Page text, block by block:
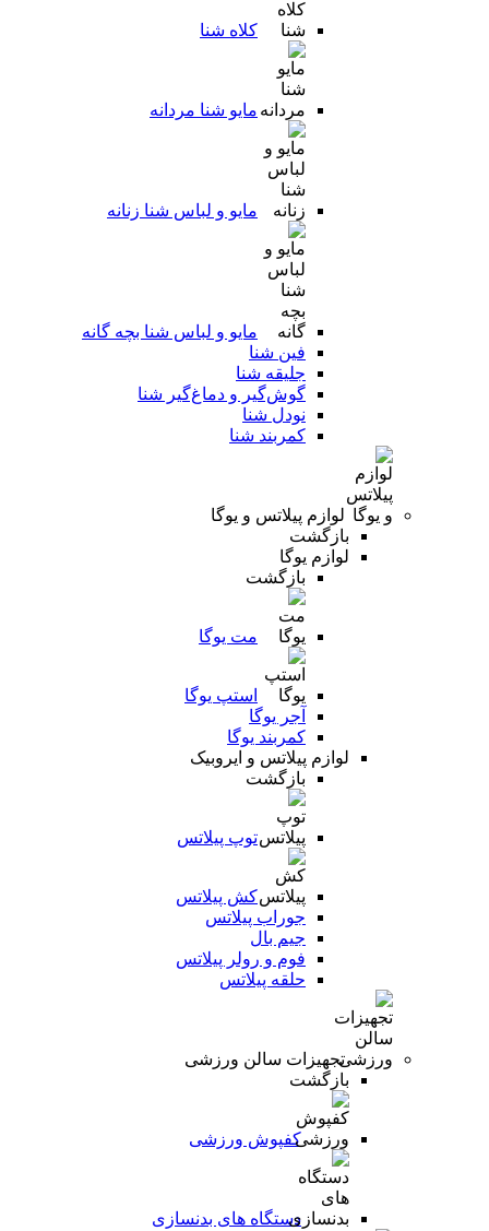
کلاه شنا
مایو شنا مردانه
مایو و لباس شنا زنانه
مایو و لباس شنا بچه گانه
فین شنا
جلیقه شنا
گوش‌گیر و دماغ‌گیر شنا
نودل شنا
کمربند شنا
لوازم پیلاتس و یوگا
بازگشت
لوازم یوگا
بازگشت
مت یوگا
استپ یوگا
آجر یوگا
کمربند یوگا
لوازم پیلاتس و ایروبیک
بازگشت
توپ پیلاتس
کش پیلاتس
جوراب پیلاتس
جیم بال
فوم و رولر پیلاتس
حلقه پیلاتس
تجهیزات سالن ورزشی
بازگشت
کفپوش ورزشی
دستگاه های بدنسازی